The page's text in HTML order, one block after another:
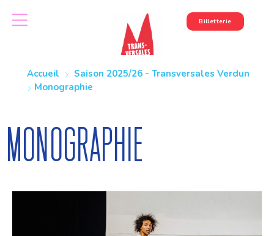
Billetterie
Accueil
Saison 2025/26 - Transversales Verdun
Monographie
Monographie